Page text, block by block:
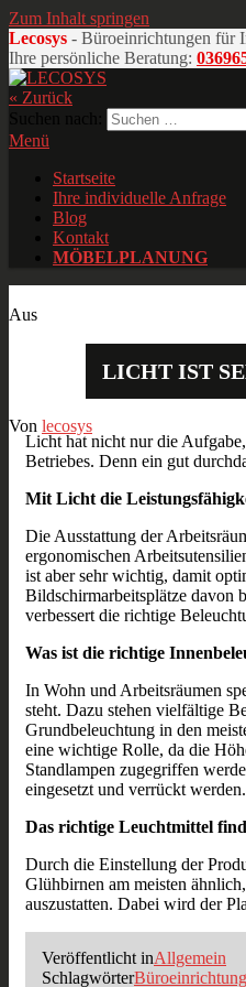
Zum Inhalt springen
Lecosys - Büroeinrichtungen für
Ihre persönliche Beratung:
Büroeinrichtungen für
« Zurück
Menü
Startseite
Ihre individuelle Anfrage
Blog
Kontakt
MÖBELPLANUNG
Aus
LICHT IST
Von lecosys
Licht hat nicht nur die
Betriebes. Denn ein gut
Mit Licht die
Die Ausstattung der
ergonomischen
ist aber sehr wichtig, damit
Bildschirmarbeitsplätze davon
verbessert die richtige
Was ist die richtige
In Wohn und Arbeitsräumen
steht. Dazu stehen vielfältige
Grundbeleuchtung in den
eine wichtige Rolle, da die
Standlampen zugegriffen
eingesetzt und verrückt werden.
Das richtige Leuchtmittel
Durch die Einstellung der
Glühbirnen am meisten
auszustatten. Dabei wird der
Veröffentlicht inAllgemein
SchlagwörterBüroeinrichtung